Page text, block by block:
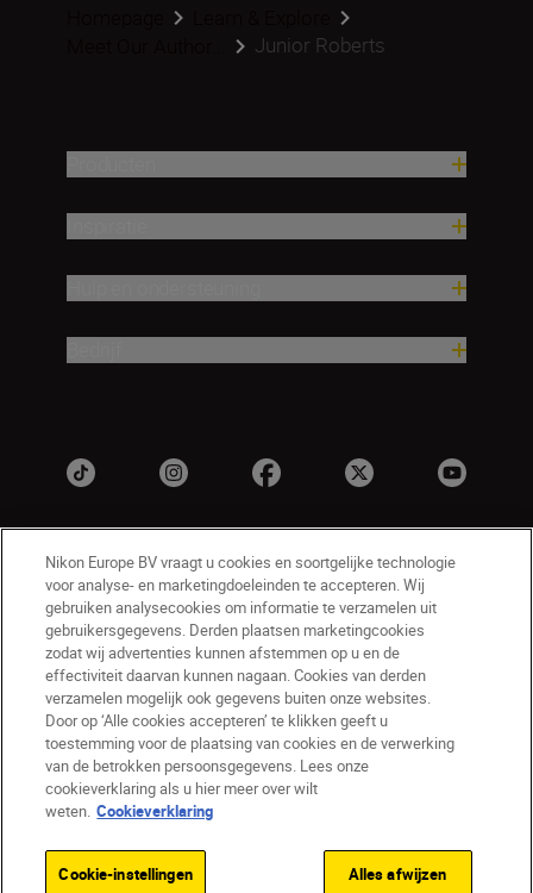
Junior Roberts
BE(nl) Nikon Sites
Contact opnemen
Privacyverklaring
Gebruiksvoorwaarden
Nikon Store - Algemene voorwaarden
Cookieverklaring
Toegankelijkheid
Cookie-instellingen
© 2026 Nikon
Nikon Europe BV vraagt u cookies en soortgelijke technologie
voor analyse- en marketingdoeleinden te accepteren. Wij
gebruiken analysecookies om informatie te verzamelen uit
gebruikersgegevens. Derden plaatsen marketingcookies
zodat wij advertenties kunnen afstemmen op u en de
effectiviteit daarvan kunnen nagaan. Cookies van derden
verzamelen mogelijk ook gegevens buiten onze websites.
Door op ‘Alle cookies accepteren’ te klikken geeft u
toestemming voor de plaatsing van cookies en de verwerking
van de betrokken persoonsgegevens. Lees onze
cookieverklaring als u hier meer over wilt
weten. Cookieverklaring
Cookie-instellingen Alles afwijzen